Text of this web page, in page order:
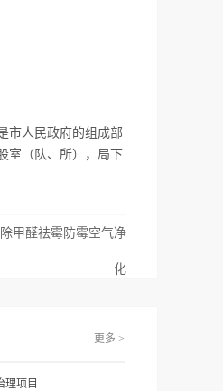
市人民政府的组成部
室（队、所），局下
甲醛袪霉防霉空气净
化
更多 >
理项目